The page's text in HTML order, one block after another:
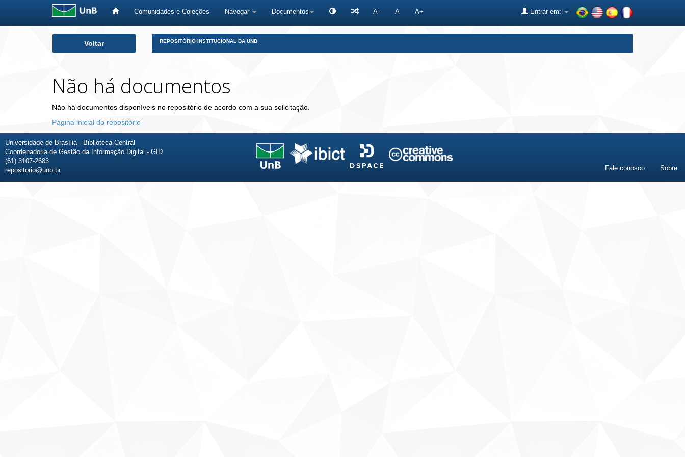
Comunidades e Coleções Navegar Documentos A- A A+ Entrar em:
Voltar REPOSITÓRIO INSTITUCIONAL DA UNB
Não há documentos
Não há documentos disponíveis no repositório de acordo com a sua solicitação.
Página inicial do repositório
Universidade de Brasília - Biblioteca Central
Coordenadoria de Gestão da Informação Digital - GID
(61) 3107-2683
repositorio@unb.br
Fale conosco Sobre